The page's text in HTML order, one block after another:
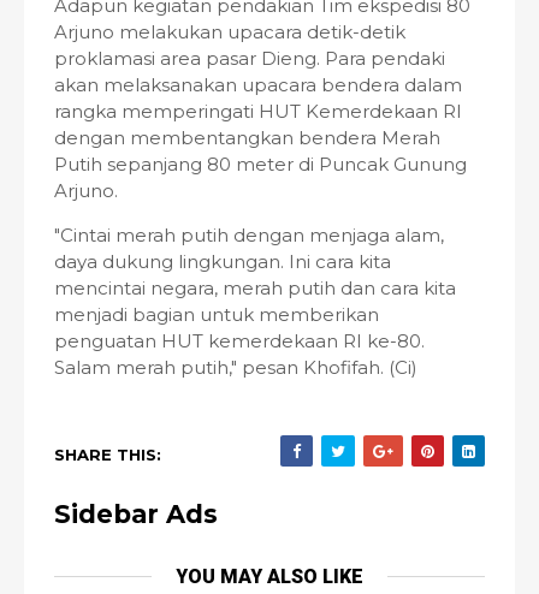
Adapun kegiatan pendakian Tim ekspedisi 80
Arjuno melakukan upacara detik-detik
proklamasi area pasar Dieng. Para pendaki
akan melaksanakan upacara bendera dalam
rangka memperingati HUT Kemerdekaan RI
dengan membentangkan bendera Merah
Putih sepanjang 80 meter di Puncak Gunung
Arjuno.
"Cintai merah putih dengan menjaga alam,
daya dukung lingkungan. Ini cara kita
mencintai negara, merah putih dan cara kita
menjadi bagian untuk memberikan
penguatan HUT kemerdekaan RI ke-80.
Salam merah putih," pesan Khofifah. (Ci)
SHARE THIS:
Sidebar Ads
YOU MAY ALSO LIKE